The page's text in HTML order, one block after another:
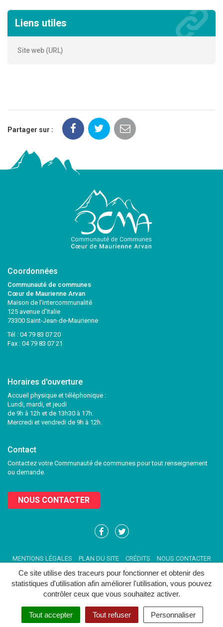
Ce site utilise des traceurs pour fonctionner et obtenir des
statistiques d'utilisation afin améliorer l'utilisation, vous pouvez
contrôler ceux que vous souhaitez activer.
Tout accepter Tout refuser Personnaliser
Liens utiles
Site web (URL)
Partager sur :
Coordonnées
Communauté de communes
Cœur de Maurienne Arvan
Maison de l’intercommunalité
125 avenue d’Italie
73300 Saint-Jean-de-Maurienne
Tél : 04 79 83 07 20
Fax : 04 79 83 07 21
Horaires d'ouverture
Accueil physique et téléphonique :
Lundi, mardi, et jeudi
de 9h à 12h et de 13h30 à 17h.
Mercredi et vendredi de 9h à 12h.
Contact
Contactez votre Communauté de communes pour tout renseignement
ou demande.
NOUS CONTACTER
Lien
compte
Facebook
Lien
compte
Twitter
MENTIONS LÉGALES PLAN DU SITE CRÉDITS NOUS CONTACTER